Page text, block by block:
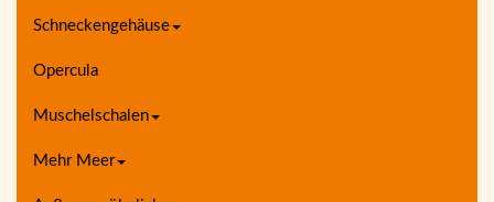
Schneckengehäuse
Opercula
Muschelschalen
Mehr Meer